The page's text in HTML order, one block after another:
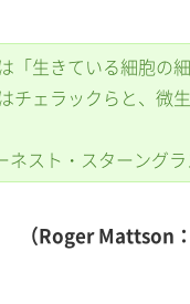
「生きている細胞の
チェラックらと、微
ネスト・スターング
（Roger Mattson